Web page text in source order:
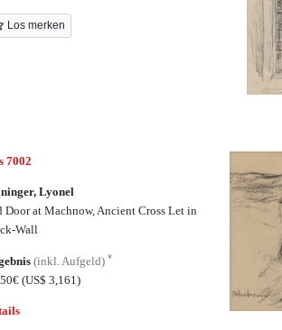
Los merken
7002
Lyonel
Door at Machnow, Ancient Cross Let in
Wall
(inkl. Aufgeld)*
(US$ 3,161)